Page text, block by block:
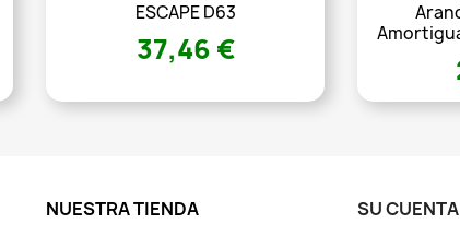
ESCAPE D63
37,46 €
NUESTRA TIENDA SU CUENTA